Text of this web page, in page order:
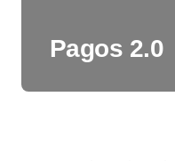
Pagos 2.0